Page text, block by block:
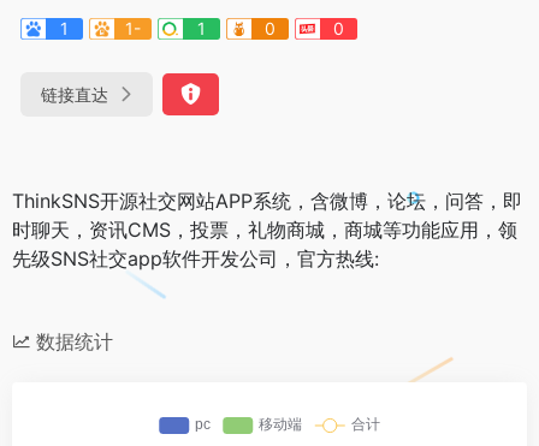
1
1- 1 0 0
链接直达
ThinkSNS开源社交网站APP系统，含微博，论坛，问答，即
时聊天，资讯CMS，投票，礼物商城，商城等功能应用，领
先级SNS社交app软件开发公司，官方热线:
数据统计